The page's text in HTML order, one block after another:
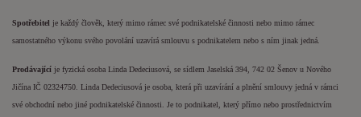
Spotřebitel je každý člověk, který mimo rámec své podnikatelské činnosti nebo mimo rámec
samostatného výkonu svého povolání uzavírá smlouvu s podnikatelem nebo s ním jinak jedná.
Prodávající je fyzická osoba Linda Dedeciusová, se sídlem Jaselská 394, 742 02 Šenov u Nového
Jičína IČ 02324750. Linda Dedeciusová je osoba, která při uzavírání a plnění smlouvy jedná v rámci
své obchodní nebo jiné podnikatelské činnosti. Je to podnikatel, který přímo nebo prostřednictvím